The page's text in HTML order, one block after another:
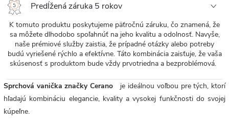
Predĺžená záruka 5 rokov
K tomuto produktu poskytujeme päťročnú záruku, čo znamená, že
sa môžete dlhodobo spoľahnúť na jeho kvalitu a odolnosť. Navyše,
naše prémiové služby zaistia, že prípadné otázky alebo potreby
budú vyriešené rýchlo a efektívne. Táto kombinácia zaisťuje, že vaša
skúsenosť s produktom bude vždy prvotriedna a bezproblémová.
Sprchová vanička značky Cerano
je ideálnou voľbou pre tých, ktorí
hľadajú kombináciu elegancie, kvality a vysokej funkčnosti do svojej
kúpeľne.